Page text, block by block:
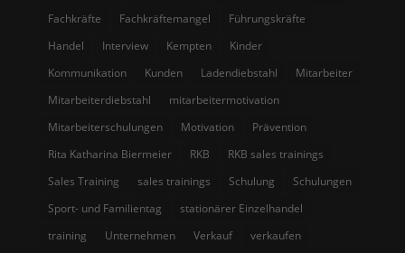
Fachkräfte
Fachkräftemangel
Führungskräfte
Handel
Interview Kempten
Kinder
Kommunikation
Kunden Ladendiebstahl
Mitarbeiter
Mitarbeiterdiebstahl
mitarbeitermotivation
Mitarbeiterschulungen
Motivation
Prävention
Rita Katharina Biermeier
RKB
RKB sales trainings
Sales Training
sales trainings Schulung
Schulungen
Sport- und Familientag
stationärer Einzelhandel
training
Unternehmen Verkauf
verkaufen